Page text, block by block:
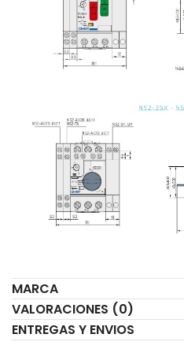
MARCA
VALORACIONES (0)
ENTREGAS Y ENVIOS